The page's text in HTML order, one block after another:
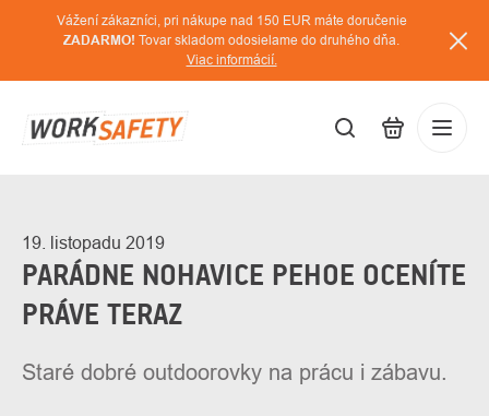
Vážení zákazníci, pri nákupe nad 150 EUR máte doručenie
ZADARMO! Tovar skladom odosielame do druhého dňa.
Viac informácií.
19. listopadu 2019
PARÁDNE NOHAVICE PEHOE OCENÍTE
PRÁVE TERAZ
Staré dobré outdoorovky na prácu i zábavu.